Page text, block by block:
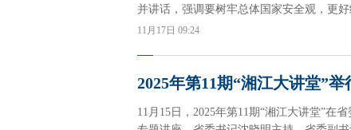
并讲话，强调要树牢总体国家安全观，更
11月17日 09:24
2025年第11期“湘江大讲堂”
11月15日，2025年第11期“湘江大讲堂”在